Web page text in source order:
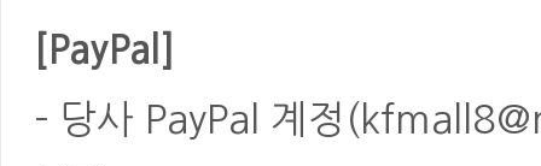
[PayPal]
- 당사 PayPal 계정